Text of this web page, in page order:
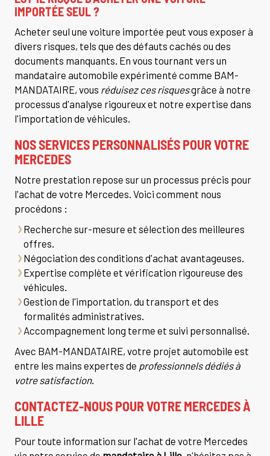
IMPORTÉE SEUL ?
Acheter seul une voiture importée peut vous exposer à
divers risques, tels que des défauts cachés ou des
documents manquants. En vous tournant vers un
mandataire automobile expérimenté comme BAM-
MANDATAIRE, vous réduisez ces risquesgrâce à notre
processus d'analyse rigoureux et notre expertise dans
l'importation de véhicules.
NOS SERVICES PERSONNALISÉS POUR VOTRE
MERCEDES
Notre prestation repose sur un processus précis pour
l'achat de votre Mercedes. Voici comment nous
procédons :
Recherche sur-mesure et sélection des meilleures
offres.
Négociation des conditions d'achat avantageuses.
Expertise complète et vérification rigoureuse des
véhicules.
Gestion de l'importation, du transport et des
formalités administratives.
Accompagnement long terme et suivi personnalisé.
Avec BAM-MANDATAIRE, votre projet automobile est
entre les mains expertes de professionnels dédiés à
votre satisfaction.
CONTACTEZ-NOUS POUR VOTRE MERCEDES À
LILLE
Pour toute information sur l'achat de votre Mercedes